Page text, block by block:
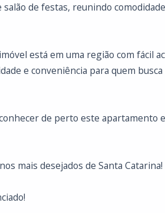
de festas, reunindo
está em uma região com fácil
e conveniência para quem
de perto este apartamento
mais desejados de Santa Catarina!